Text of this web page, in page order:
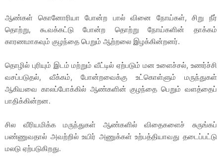
ஆண்கள் கொனோரியா போன்ற பால் வினை நோய்கள், சிறு நீர்
தொற்று, கூவக்கட்டு போன்ற தொற்று நோய்களின் தாக்கம்
காரணமாகவும் குழந்தை பெறும் ஆற்றலை இழக்கின்றனர்.
தொழில் புரியும் இடம் மற்றும் வீட்டில் ஏற்படும் மன உளைச்சல், உணர்ச்சி
வசப்படுதல், வீக்கம், போன்றவைக்கு உட்கொள்ளும் மருந்துகள்
ஆகியவை காலப்போக்கில் ஆண்களின் குழந்தை பெறும் வளத்தைப்
பாதிக்கின்றன.
சில வீரியமிக்க மருந்துகள் ஆண்களில் விதைகளைச் சுருங்கப்
பண்ணுவதால் அவற்றில் உயிர் அணுக்கள் உற்பத்தியாவது தடைப்பட்டு
மலடு ஏற்படுகிறது.